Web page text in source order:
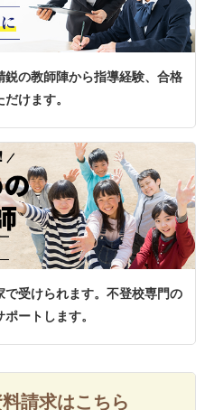
の教師陣から指導経験、合格
けます。
受けられます。不登校専門の
ートします。
請求はこちら